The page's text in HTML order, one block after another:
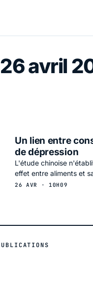
avril
Un lien entre
de dépression
L'étude chinoise
effet entre aliments et
26 AVR · 10H09